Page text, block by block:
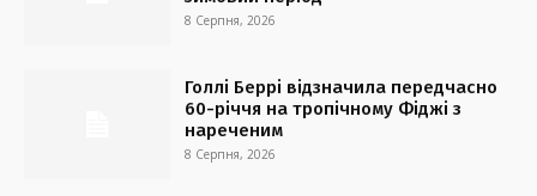
8 Серпня, 2026
Голлі Беррі відзначила передчасно
60-річчя на тропічному Фіджі з
нареченим
8 Серпня, 2026